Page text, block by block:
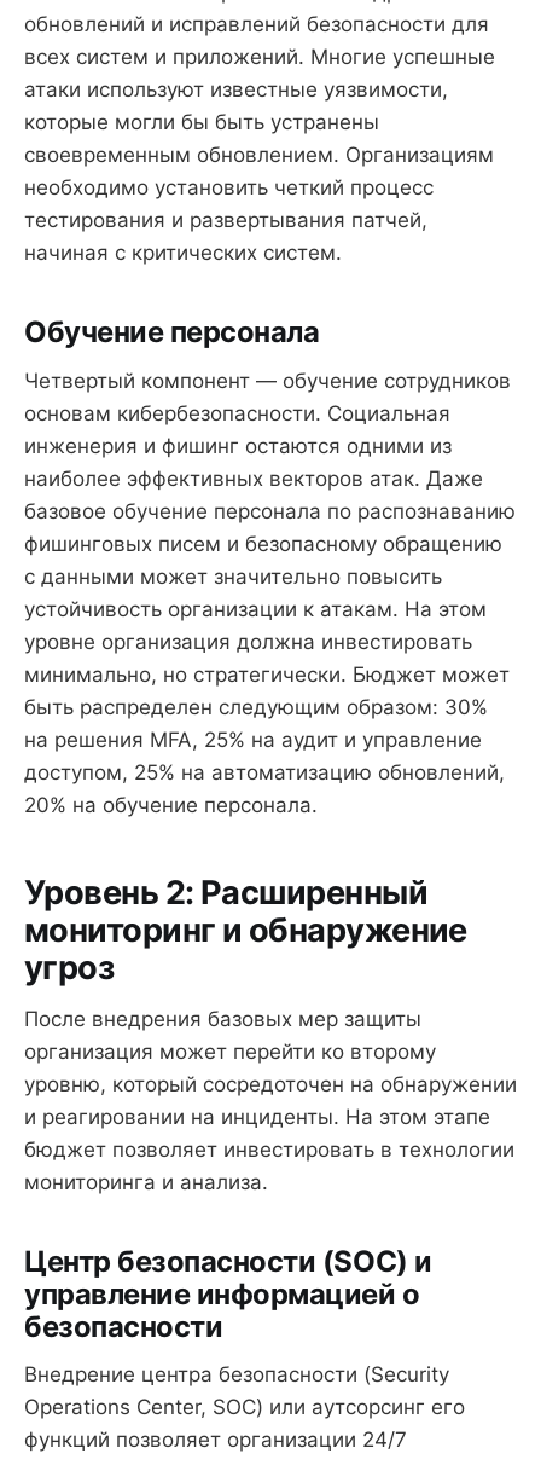
обновлений и исправлений безопасности для
всех систем и приложений. Многие успешные
атаки используют известные уязвимости,
которые могли бы быть устранены
своевременным обновлением. Организациям
необходимо установить четкий процесс
тестирования и развертывания патчей,
начиная с критических систем.
Обучение персонала
Четвертый компонент — обучение сотрудников
основам кибербезопасности. Социальная
инженерия и фишинг остаются одними из
наиболее эффективных векторов атак. Даже
базовое обучение персонала по распознаванию
фишинговых писем и безопасному обращению
с данными может значительно повысить
устойчивость организации к атакам. На этом
уровне организация должна инвестировать
минимально, но стратегически. Бюджет может
быть распределен следующим образом: 30%
на решения MFA, 25% на аудит и управление
доступом, 25% на автоматизацию обновлений,
20% на обучение персонала.
Уровень 2: Расширенный
мониторинг и обнаружение
угроз
После внедрения базовых мер защиты
организация может перейти ко второму
уровню, который сосредоточен на обнаружении
и реагировании на инциденты. На этом этапе
бюджет позволяет инвестировать в технологии
мониторинга и анализа.
Центр безопасности (SOC) и
управление информацией о
безопасности
Внедрение центра безопасности (Security
Operations Center, SOC) или аутсорсинг его
функций позволяет организации 24/7